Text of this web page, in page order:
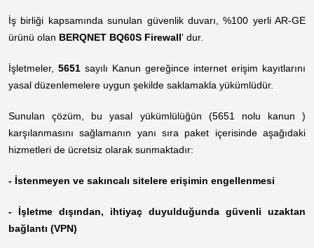
İş birliği kapsamında sunulan güvenlik duvarı, %100 yerli AR-GE
ürünü olan BERQNET BQ60S Firewall' dur.
İşletmeler, 5651 sayılı Kanun gereğince internet erişim kayıtlarını
yasal düzenlemelere uygun şekilde saklamakla yükümlüdür.
Sunulan çözüm, bu yasal yükümlülüğün (5651 nolu kanun )
karşılanmasını sağlamanın yanı sıra paket içerisinde aşağıdaki
hizmetleri de ücretsiz olarak sunmaktadır:
- İstenmeyen ve sakıncalı sitelere erişimin engellenmesi
- İşletme dışından, ihtiyaç duyulduğunda güvenli uzaktan
bağlantı (VPN)